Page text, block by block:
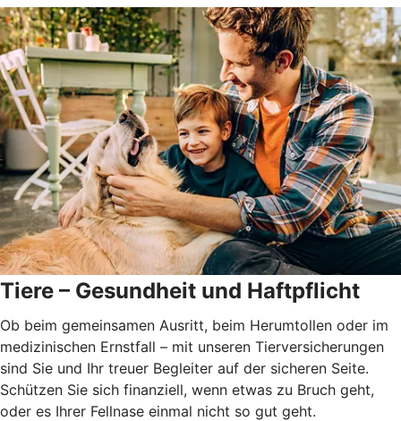
Tiere – Gesundheit und Haftpflicht
Ob beim gemeinsamen Ausritt, beim Herumtollen oder im
medizinischen Ernstfall – mit unseren Tierversicherungen
sind Sie und Ihr treuer Begleiter auf der sicheren Seite.
Schützen Sie sich finanziell, wenn etwas zu Bruch geht,
oder es Ihrer Fellnase einmal nicht so gut geht.